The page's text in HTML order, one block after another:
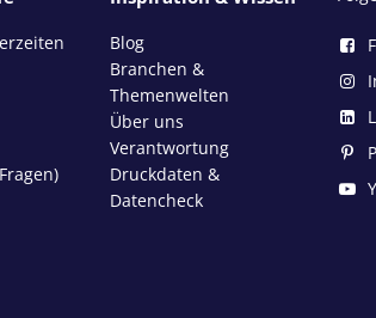
Blog
Branchen &
Themenwelten
Über uns
Verantwortung
Druckdaten &
Datencheck